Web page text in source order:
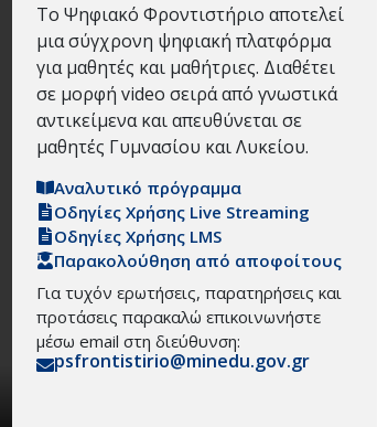
Το Ψηφιακό Φροντιστήριο αποτελεί
μια σύγχρονη ψηφιακή πλατφόρμα
για μαθητές και μαθήτριες. Διαθέτει
σε μορφή video σειρά από γνωστικά
αντικείμενα και απευθύνεται σε
μαθητές Γυμνασίου και Λυκείου.
Αναλυτικό πρόγραμμα
Οδηγίες Χρήσης Live Streaming
Οδηγίες Χρήσης LMS
Παρακολούθηση από αποφοίτους
Για τυχόν ερωτήσεις, παρατηρήσεις και
προτάσεις παρακαλώ επικοινωνήστε
μέσω email στη διεύθυνση:
psfrontistirio@minedu.gov.gr